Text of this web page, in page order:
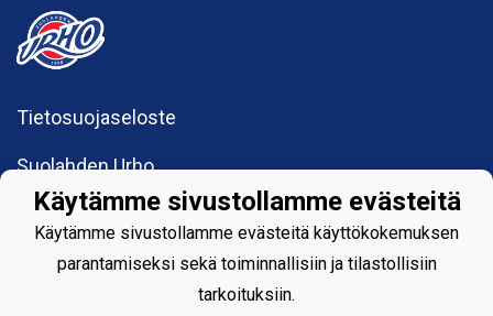
Tietosuojaseloste
Suolahden Urho
urhohockey@gmail.com
Sumiaistentie 27
44200 Suolahti
Käytämme sivustollamme evästeitä
Käytämme sivustollamme evästeitä käyttökokemuksen
parantamiseksi sekä toiminnallisiin ja tilastollisiin
tarkoituksiin.